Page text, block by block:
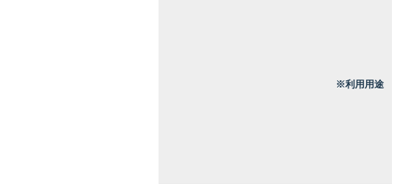
※利用用途